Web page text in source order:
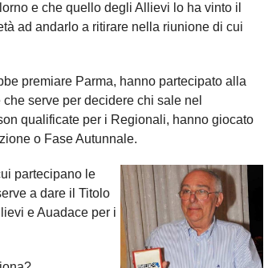
e che quello degli Allievi lo ha vinto il
ad andarlo a ritirare nella riunione di cui
premiare Parma, hanno partecipato alla
serve per decidere chi sale nel
qualificate per i Regionali, hanno giocato
o Fase Autunnale.
partecipano le
a dare il Titolo
e Auadace per i